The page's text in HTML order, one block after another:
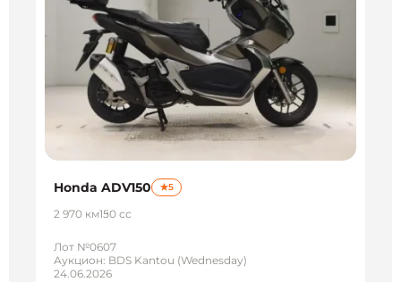
Honda ADV150 5
2 970 км150 сс
Лот №0607
Аукцион: BDS Kantou (Wednesday)
24.06.2026